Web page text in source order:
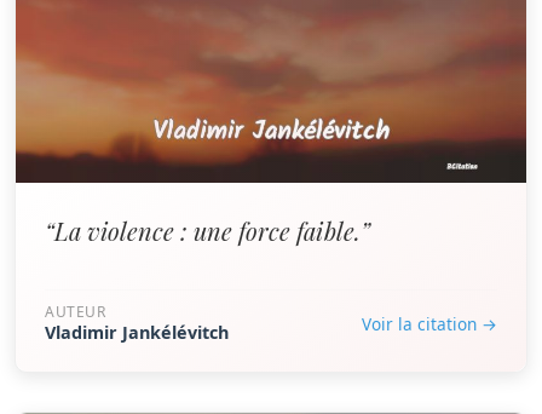
“La violence : une force faible.”
AUTEUR
Vladimir Jankélévitch Voir la citation →